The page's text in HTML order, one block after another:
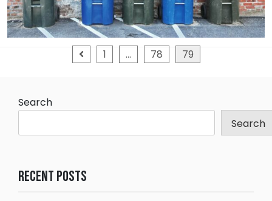
1 … 78 79
Search
Search
Recent Posts